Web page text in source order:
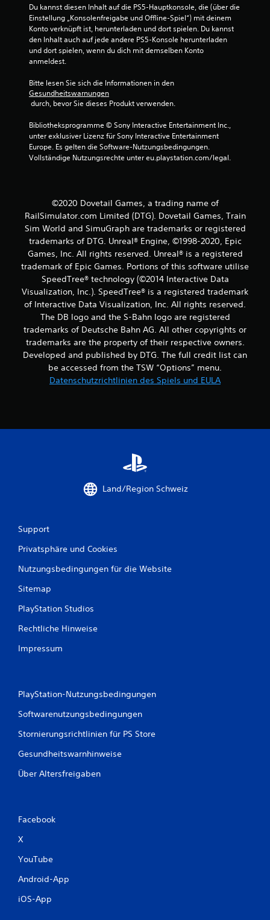
r
n
u
s
B
e
w
e
r
t
u
n
Du kannst diesen Inhalt auf die PS5-Hauptkonsole, die (über die
Einstellung „Konsolenfreigabe und Offline-Spiel“) mit deinem
Konto verknüpft ist, herunterladen und dort spielen. Du kannst
den Inhalt auch auf jede andere PS5-Konsole herunterladen
und dort spielen, wenn du dich mit demselben Konto
anmeldest.
Bitte lesen Sie sich die Informationen in den
Gesundheitswarnungen
durch, bevor Sie dieses Produkt verwenden.
Bibliotheksprogramme © Sony Interactive Entertainment Inc.,
unter exklusiver Lizenz für Sony Interactive Entertainment
Europe. Es gelten die Software-Nutzungsbedingungen.
Vollständige Nutzungsrechte unter eu.playstation.com/legal.
©2020 Dovetail Games, a trading name of
RailSimulator.com Limited (DTG). Dovetail Games, Train
Sim World and SimuGraph are trademarks or registered
trademarks of DTG. Unreal® Engine, ©1998-2020, Epic
Games, Inc. All rights reserved. Unreal® is a registered
trademark of Epic Games. Portions of this software utilise
SpeedTree® technology (©2014 Interactive Data
Visualization, Inc.). SpeedTree® is a registered trademark
of Interactive Data Visualization, Inc. All rights reserved.
The DB logo and the S-Bahn logo are registered
trademarks of Deutsche Bahn AG. All other copyrights or
trademarks are the property of their respective owners.
Developed and published by DTG. The full credit list can
be accessed from the TSW “Options” menu.
Datenschutzrichtlinien des Spiels und EULA
Land/Region Schweiz
Support
Privatsphäre und Cookies
Nutzungsbedingungen für die Website
Sitemap
PlayStation Studios
Rechtliche Hinweise
Impressum
PlayStation-Nutzungsbedingungen
Softwarenutzungsbedingungen
Stornierungsrichtlinien für PS Store
Gesundheitswarnhinweise
Über Altersfreigaben
Facebook
X
YouTube
Android-App
iOS-App